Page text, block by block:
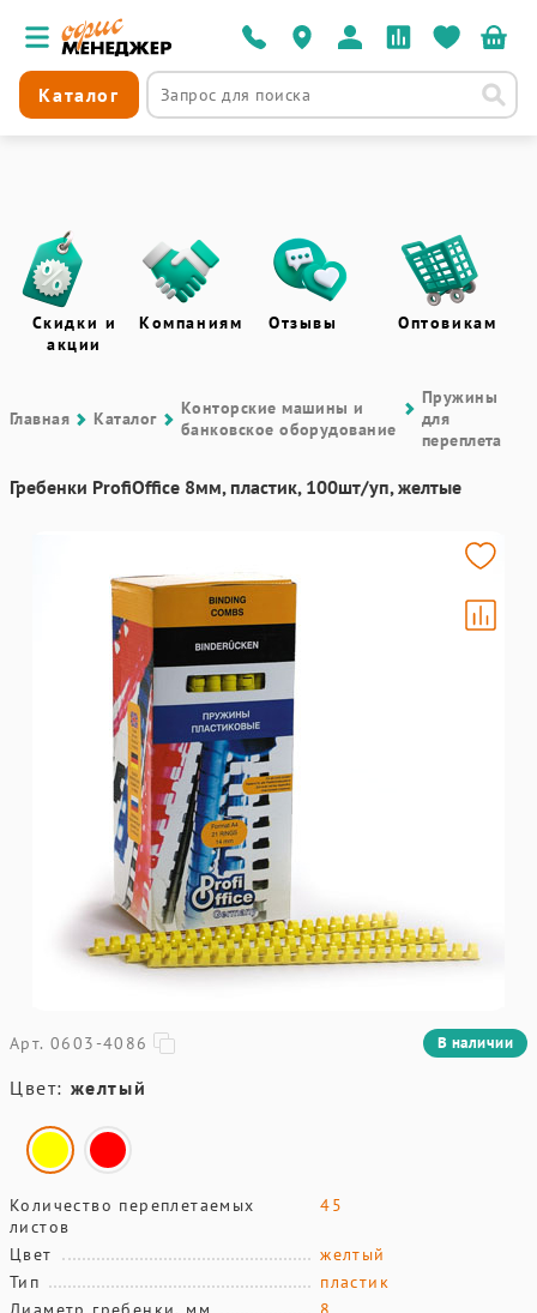
Каталог
Скидки и
акции
Компаниям Отзывы Оптовикам
Главная Каталог
Контоpские машины и
банковское оборудование
Пружины
для
переплета
Гребенки ProfiOffice 8мм, пластик, 100шт/уп, желтые
Арт. 0603-4086 В наличии
Цвет: желтый
Количество переплетаемых
листов
45
Цвет
желтый
Тип
пластик